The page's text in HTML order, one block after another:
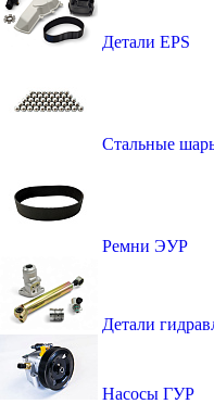
Детали EPS
Стальные
Ремни ЭУР
Детали
Насосы ГУР